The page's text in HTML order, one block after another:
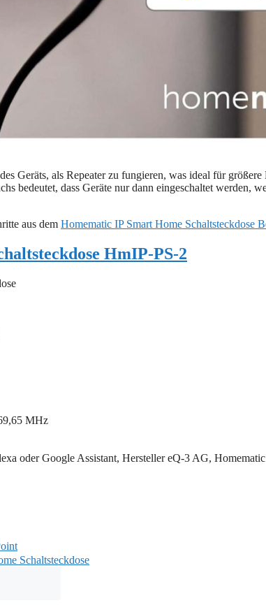
Geräts, als Repeater zu fungieren, was ideal für
bedeutet, dass Geräte nur dann eingeschaltet werden,
aus dem Homematic IP Smart Home Schaltsteckdose
HmIP-PS-2
MHz
oder Google Assistant, Hersteller ‎eQ-3 AG,
Schaltsteckdose